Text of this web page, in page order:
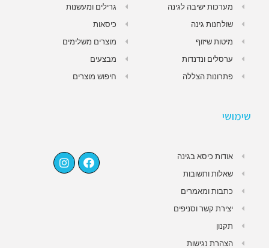
מערכות ישיבה לגינה
שולחנות גינה
מיטות שיזוף
ערסלים ונדנדות
פתרונות הצללה
גרילים ומעשנות
כיסאות
מוצרים משלימים
מבצעים
חיפוש מוצרים
שימושי
אודות כיסא בגינה
שאלות ותשובות
כתבות ומאמרים
יצירת קשר וסניפים
תקנון
הצהרת נגישות